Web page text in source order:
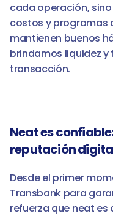
cada operación,
costos y programas
mantienen buenos
brindamos liquidez
transacción.
Neat es
reputación
Desde el primer
Transbank para
refuerza que neat